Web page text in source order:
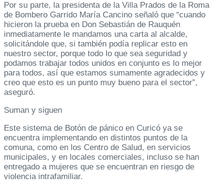
Por su parte, la presidenta de la Villa Prados de la Roma
de Bombero Garrido María Cancino señaló que “cuando
hicieron la prueba en Don Sebastián de Rauquén
inmediatamente le mandamos una carta al alcalde,
solicitándole que, si también podía replicar esto en
nuestro sector, porque todo lo que sea seguridad y
podamos trabajar todos unidos en conjunto es lo mejor
para todos, así que estamos sumamente agradecidos y
creo que esto es un punto muy bueno para el sector”,
aseguró.
Suman y siguen
Este sistema de Botón de pánico en Curicó ya se
encuentra implementando en distintos puntos de la
comuna, como en los Centro de Salud, en servicios
municipales, y en locales comerciales, incluso se han
entregado a mujeres que se encuentran en riesgo de
violencia intrafamiliar.